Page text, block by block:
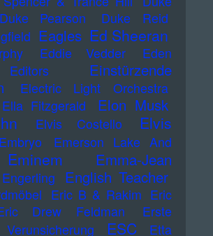
Duke Pearson
Duke Reid
Eagles Ed Sheeran
Eddie Vedder
Eden
Editors
Einstürzende
Electric Light Orchestra
Ella Fitzgerald Elon Musk
Elvis Costello
Elvis
Embryo
Emerson Lake And
Eminem
Emma-Jean
Engerling English Teacher
Eric B & Rakim Eric
Drew Feldman
Erste
ESC
Etta